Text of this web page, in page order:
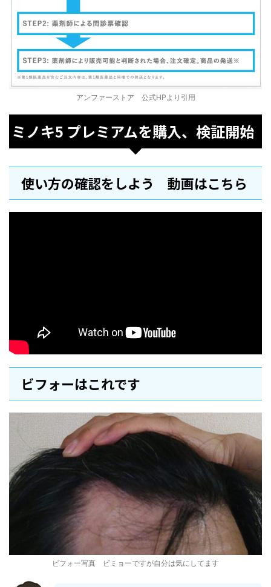
アンファーストア 公式HPより引用
ミノキ5 プレミアムを購入、検証開始
使い方の確認をしよう 動画はこちら
ビフォーはこれです
ビフォー写真 ビミョーですが自分は気にしてます